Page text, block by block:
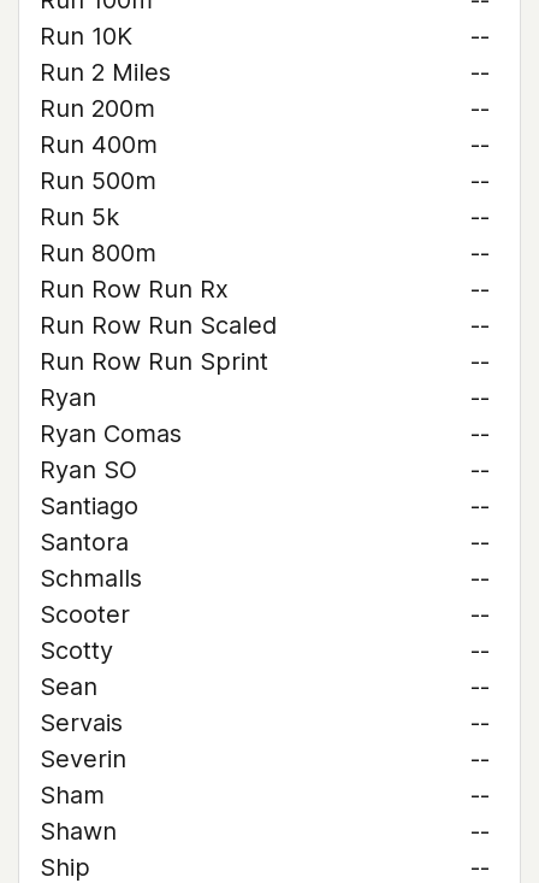
Run 10K
--
Run 2 Miles
--
Run 200m
--
Run 400m
--
Run 500m
--
Run 5k
--
Run 800m
--
Run Row Run Rx
--
Run Row Run Scaled
--
Run Row Run Sprint
--
Ryan
--
Ryan Comas
--
Ryan SO
--
Santiago
--
Santora
--
Schmalls
--
Scooter
--
Scotty
--
Sean
--
Servais
--
Severin
--
Sham
--
Shawn
--
Ship
--